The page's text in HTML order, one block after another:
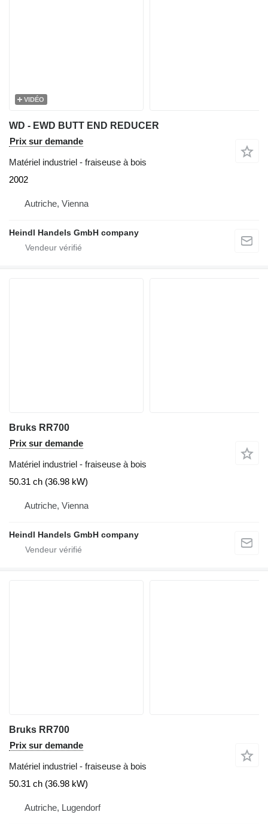
VIDÉO
WD - EWD BUTT END REDUCER
Prix sur demande
Matériel industriel - fraiseuse à bois
2002
Autriche, Vienna
Heindl Handels GmbH company
Bruks RR700
Prix sur demande
Matériel industriel - fraiseuse à bois
50.31 ch (36.98 kW)
Autriche, Vienna
Heindl Handels GmbH company
Bruks RR700
Prix sur demande
Matériel industriel - fraiseuse à bois
50.31 ch (36.98 kW)
Autriche, Lugendorf